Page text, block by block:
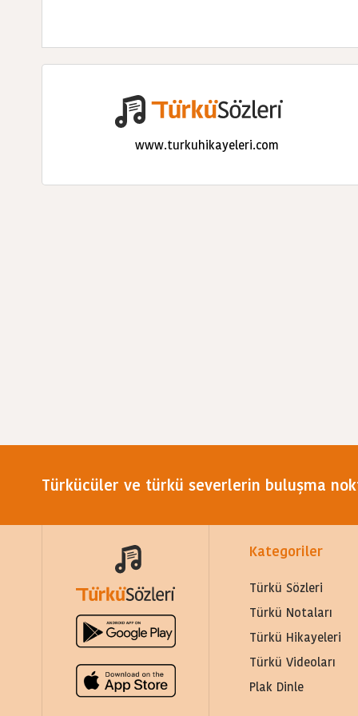
www.turkuhikayeleri.com
Türkücüler ve türkü severlerin buluşma
Kategoriler
Türkü Sözleri
Türkü Notaları
Türkü Hikayeleri
Türkü Videoları
Plak Dinle